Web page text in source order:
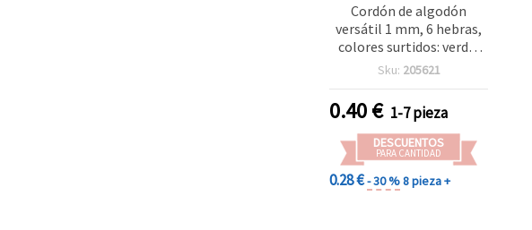
Cordón de algodón
versátil 1 mm, 6 hebras,
colores surtidos: verde,
rojo y negro, 2 m – ideal
manualidades creativas
DIY
Sku: 205621
0.40€ 1-7 pieza
DESCUENTOS
PARA CANTIDAD
0.28 €- 30 %8 pieza +